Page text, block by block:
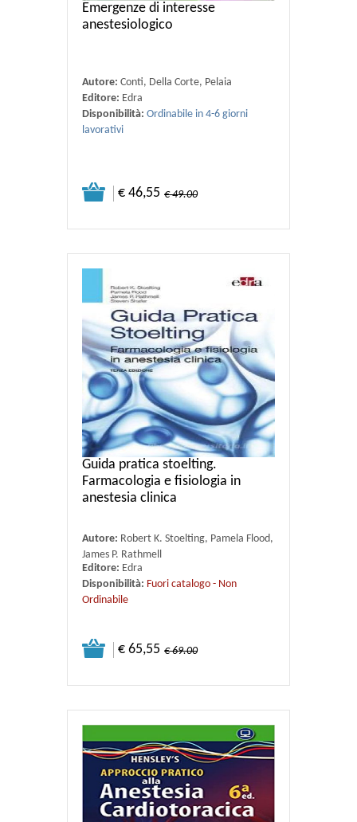
Emergenze di interesse
anestesiologico
Autore: Conti, Della Corte, Pelaia
Editore: Edra
Disponibilità: Ordinabile in 4-6 giorni
lavorativi
€ 46,55 € 49.00
Guida pratica stoelting.
Farmacologia e fisiologia in
anestesia clinica
Autore: Robert K. Stoelting, Pamela Flood,
James P. Rathmell
Editore: Edra
Disponibilità: Fuori catalogo - Non
Ordinabile
€ 65,55 € 69.00